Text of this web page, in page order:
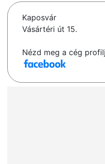
Kaposvár
Vásártéri út 15.
Nézd meg a cég